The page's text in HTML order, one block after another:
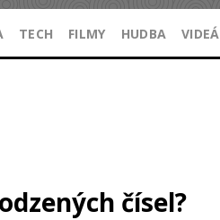
TECH FILMY HUDBA VIDEÁ
čísel?